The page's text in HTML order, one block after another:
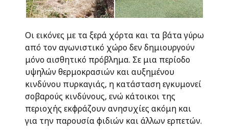
Οι εικόνες με τα ξερά χόρτα και τα βάτα γύρω
από τον αγωνιστικό χώρο δεν δημιουργούν
μόνο αισθητικό πρόβλημα. Σε μια περίοδο
υψηλών θερμοκρασιών και αυξημένου
κινδύνου πυρκαγιάς, η κατάσταση εγκυμονεί
σοβαρούς κινδύνους, ενώ κάτοικοι της
περιοχής εκφράζουν ανησυχίες ακόμη και
για την παρουσία φιδιών και άλλων ερπετών.